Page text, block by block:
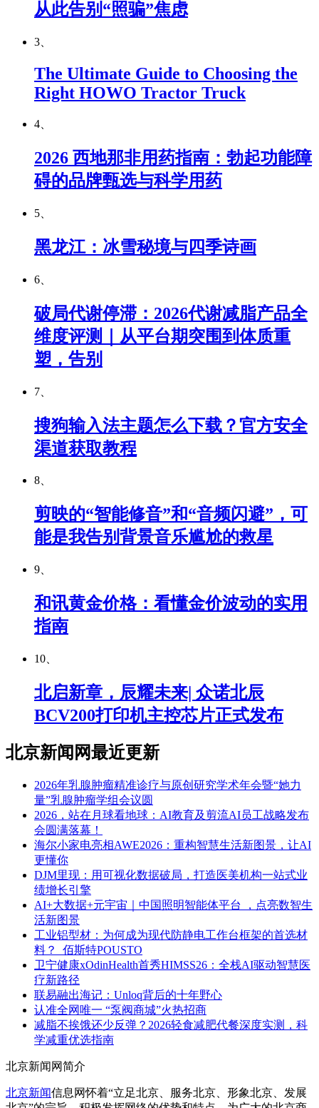
从此告别“照骗”焦虑
3、
The Ultimate Guide to Choosing the
Right HOWO Tractor Truck
4、
2026 西地那非用药指南：勃起功能障
碍的品牌甄选与科学用药
5、
黑龙江：冰雪秘境与四季诗画
6、
破局代谢停滞：2026代谢减脂产品全
维度评测｜从平台期突围到体质重
塑，告别
7、
搜狗输入法主题怎么下载？官方安全
渠道获取教程
8、
剪映的“智能修音”和“音频闪避”，可
能是我告别背景音乐尴尬的救星
9、
和讯黄金价格：看懂金价波动的实用
指南
10、
北启新章，辰耀未来| 众诺北辰
BCV200打印机主控芯片正式发布
北京新闻网最近更新
2026年乳腺肿瘤精准诊疗与原创研究学术年会暨“她力
量”乳腺肿瘤学组会议圆
2026，站在月球看地球：AI教育及剪流AI员工战略发布
会圆满落幕！
海尔小家电亮相AWE2026：重构智慧生活新图景，让AI
更懂你
DJM里现：用可视化数据破局，打造医美机构一站式业
绩增长引擎
AI+大数据+元宇宙｜中国照明智能体平台 ，点亮数智生
活新图景
工业铝型材：为何成为现代防静电工作台框架的首选材
料？_佰斯特POUSTO
卫宁健康xOdinHealth首秀HIMSS26：全栈AI驱动智慧医
疗新路径
联易融出海记：Unloq背后的十年野心
认准全网唯一 “泵阀商城”火热招商
减脂不挨饿还少反弹？2026轻食减肥代餐深度实测，科
学减重优选指南
北京新闻网简介
北京新闻信息网怀着“立足北京、服务北京、形象北京、发展